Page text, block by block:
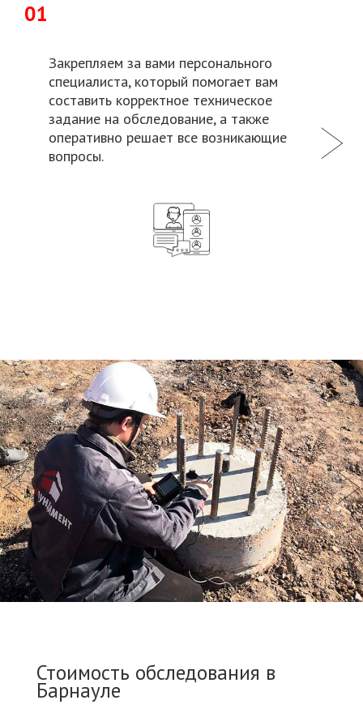
01
Закрепляем за вами персонального
специалиста, который помогает вам
составить корректное техническое
задание на обследование, а также
оперативно решает все возникающие
вопросы.
Стоимость обследования в
Барнауле